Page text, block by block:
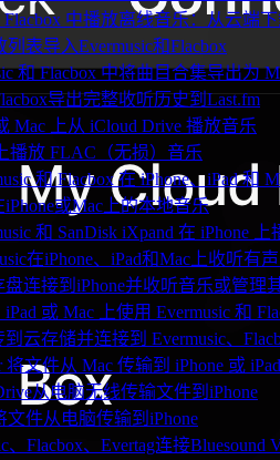
Flacbox 中播放离线音乐：从云端
表导入Evermusic和Flacbox
和 Flacbox 中将曲目合集导出为
导出完整收听历史到Last.fm
Mac 上从 iCloud Drive 播放音乐
播放 FLAC（无损）音乐
和 Flacbox 在 iPhone、iPad 和
或Mac上的本地音乐
和 SanDisk iXpand 在 iPhone
在iPhone、iPad和Mac上收听有
连接到iPhone并收听音乐或管理
或 Mac 上使用 Evermusic 和
云存储并连接到 Evermusic、
文件从 Mac 传输到 iPhone 或 iPad
从电脑无线传输文件到iPhone
件从电脑传输到iPhone
、Flacbox、Evertag连接